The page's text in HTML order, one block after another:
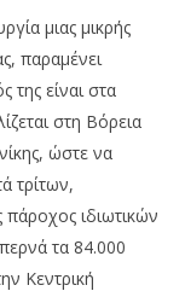
μιας μικρής
παραμένει
της είναι στα
στη Βόρεια
ώστε να
τρίτων,
ιδιωτικών
τα 84.000
Κεντρική